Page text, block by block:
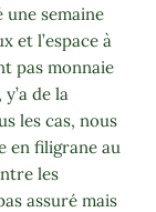
une semaine
et l’espace à
pas monnaie
de la
les cas, nous
en filigrane au
les
assuré mais